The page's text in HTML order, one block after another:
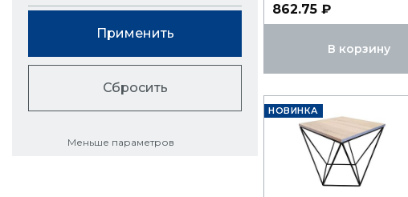
Применить
Сбросить
Меньше параметров
862.75 ₽
В корзину
НОВИНКА